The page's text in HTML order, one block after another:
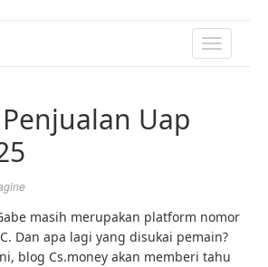
TOGGLE
Uap
masih merupakan platform nomor
Dan apa lagi yang disukai pemain?
blog Cs.money akan memberi tahu